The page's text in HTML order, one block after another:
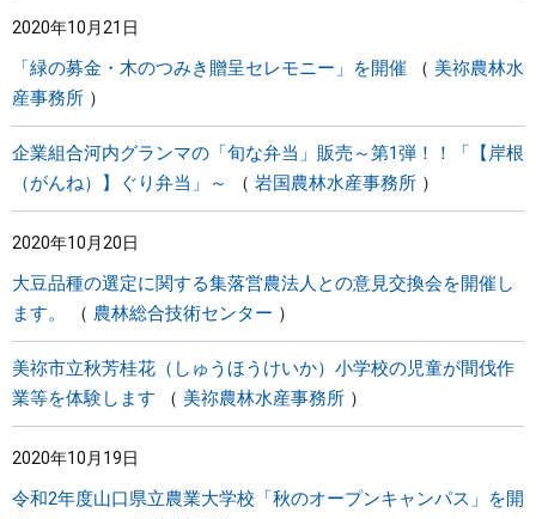
県政情報
2020年10月21日
「緑の募金・木のつみき贈呈セレモニー」を開催
美祢農林水
産事務所
企業組合河内グランマの「旬な弁当」販売～第1弾！！「【岸根
（がんね）】ぐり弁当」～
岩国農林水産事務所
2020年10月20日
大豆品種の選定に関する集落営農法人との意見交換会を開催し
ます。
農林総合技術センター
美祢市立秋芳桂花（しゅうほうけいか）小学校の児童が間伐作
業等を体験します
美祢農林水産事務所
2020年10月19日
令和2年度山口県立農業大学校「秋のオープンキャンパス」を開